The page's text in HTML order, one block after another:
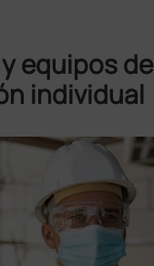
equipos de
individual